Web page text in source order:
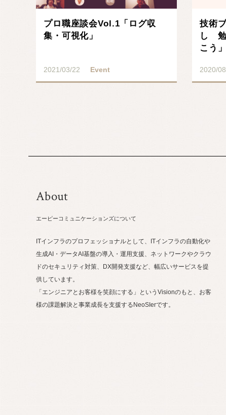
プロ職座談会Vol.1「ログ収
集・可視化」
2021/03/22 Event
技術
し 勉
こう
2020/
About
エーピーコミュニケーションズについて
ITインフラのプロフェッショナルとして、ITインフラの自動化や
生成AI・データAI基盤の導入・運用支援、ネットワークやクラウ
ドのセキュリティ対策、DX開発支援など、幅広いサービスを提
供しています。
「エンジニアとお客様を笑顔にする」というVisionのもと、お客
様の課題解決と事業成長を支援するNeoSIerです。